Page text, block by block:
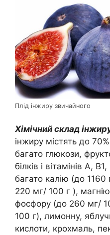
Плід інжиру звичайного
Хімічний склад
інжиру містять до
багато глюкози,
білків і вітамінів A,
багато калію (до
220 мг/ 100 г ),
фосфору (до 260 мг/
100 г), лимонну,
кислоти, крохмаль,